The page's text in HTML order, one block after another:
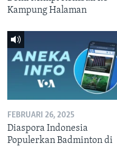
Kampung Halaman
FEBRUARI 26, 2025
Diaspora Indonesia
Populerkan Badminton di